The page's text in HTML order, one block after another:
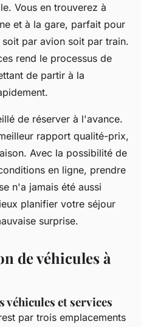
Vous en trouverez à
et à la gare, parfait pour
par avion soit par train.
rend le processus de
de partir à la
de réserver à l'avance.
rapport qualité-prix,
Avec la possibilité de
en ligne, prendre
n'a jamais été aussi
planifier votre séjour
surprise.
de véhicules à
véhicules et services
par trois emplacements